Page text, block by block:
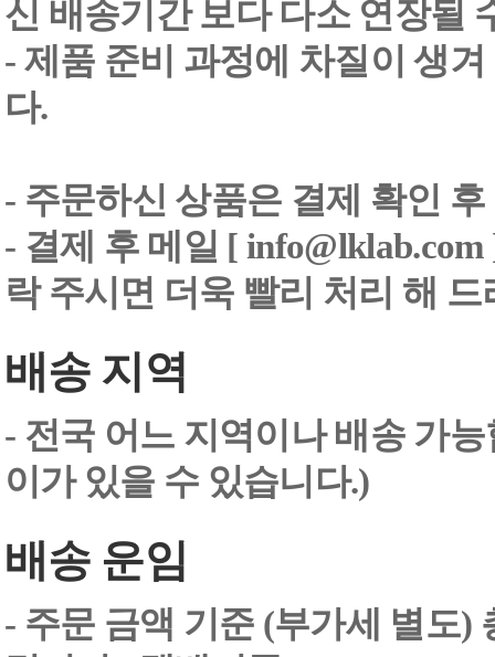
신 배송기간 보다 다소 연장될
- 제품 준비 과정에 차질이 생
다.
- 주문하신 상품은 결제 확인
- 결제 후 메일 [
락 주시면 더욱 빨리 처리 해
배송 지역
- 전국 어느 지역이나 배송 가
이가 있을 수 있습니다.)
배송 운임
- 주문 금액 기준 (부가세 별도)